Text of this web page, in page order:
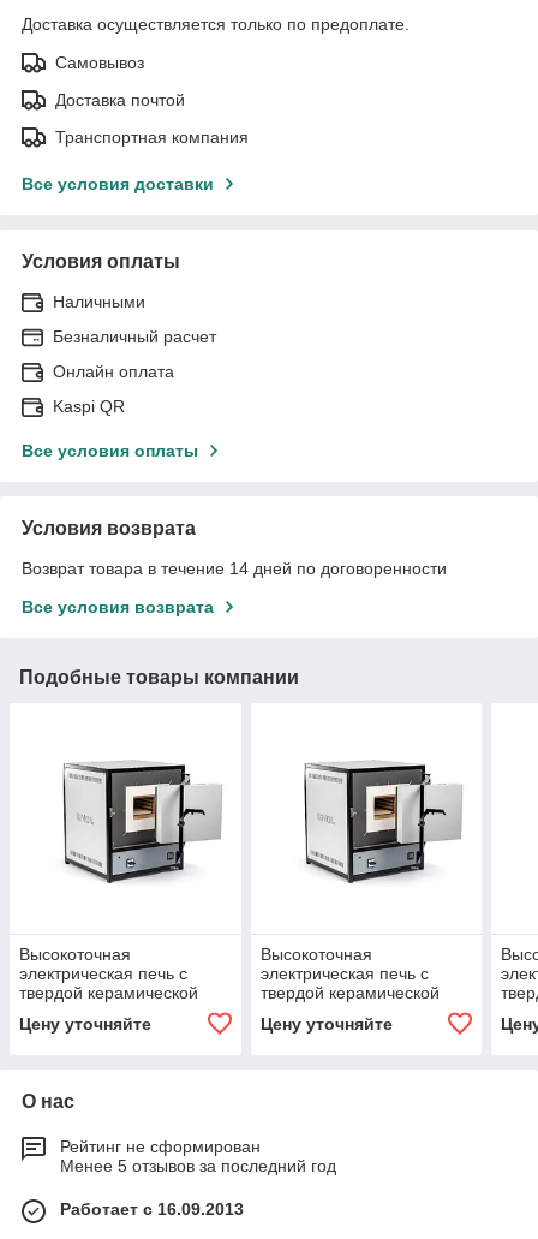
Доставка осуществляется только по предоплате.
Самовывоз
Доставка почтой
Транспортная компания
Все условия доставки
Условия оплаты
Наличными
Безналичный расчет
Онлайн оплата
Kaspi QR
Все условия оплаты
Условия возврата
Возврат товара в течение 14 дней по договоренности
Все условия возврата
Подобные товары компании
Высокоточная
электрическая печь с
твердой керамической
Цену уточняйте
Высокоточная
электрическая печь с
твердой керамической
Цену уточняйте
О нас
Рейтинг не сформирован
Менее 5 отзывов за последний год
Работает с 16.09.2013